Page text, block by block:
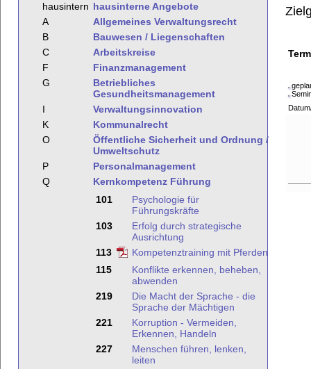
hausintern hausinterne Angebote
A
Allgemeines Verwaltungsrecht
B
Bauwesen / Liegenschaften
C
Arbeitskreise
F
Finanzmanagement
G
Betriebliches
Gesundheitsmanagement
I
Verwaltungsinnovation
K
Kommunalrecht
O
Öffentliche Sicherheit und Ordnung /
Umweltschutz
P
Personalmanagement
Q
Kernkompetenz Führung
101
Psychologie für
Führungskräfte
103
Erfolg durch strategische
Ausrichtung
113
Kompetenztraining mit Pferden
115
Konflikte erkennen, beheben,
abwenden
219
Die Macht der Sprache - die
Sprache der Mächtigen
221
Korruption - Vermeiden,
Erkennen, Handeln
227
Menschen führen, lenken,
leiten